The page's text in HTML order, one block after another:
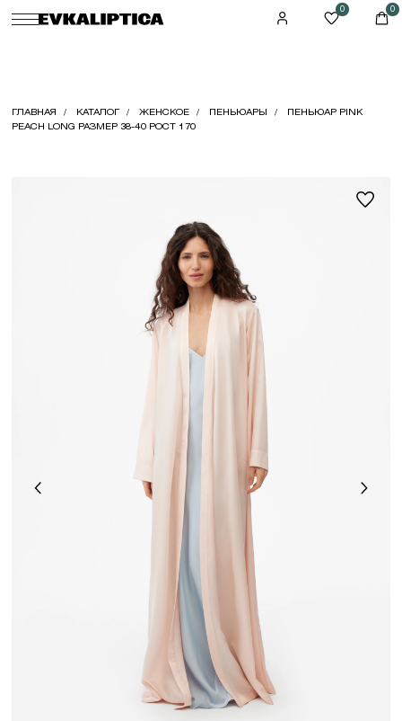
0 0
ГЛАВНАЯ КАТАЛОГ ЖЕНСКОЕ ПЕНЬЮАРЫ
ПЕНЬЮАР PINK
PEACH LONG РАЗМЕР 38-40 РОСТ 170